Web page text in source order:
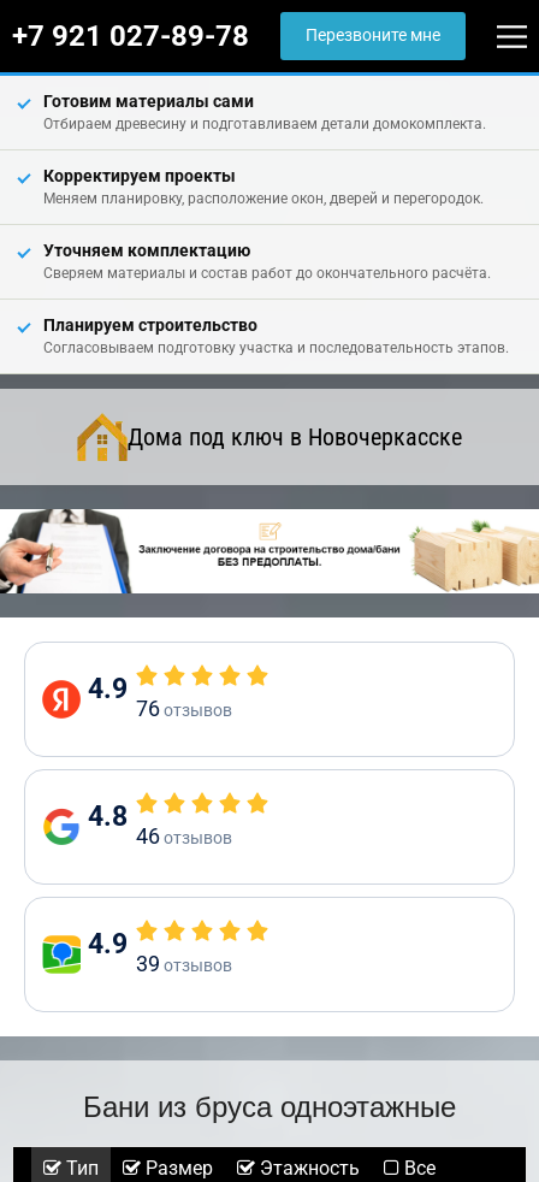
+7 921 027-89-78 Перезвоните мне
Готовим материалы сами
Отбираем древесину и подготавливаем детали домокомплекта.
Корректируем проекты
Меняем планировку, расположение окон, дверей и перегородок.
Уточняем комплектацию
Сверяем материалы и состав работ до окончательного расчёта.
Планируем строительство
Согласовываем подготовку участка и последовательность этапов.
Дома под ключ в Новочеркасске
4.9
76отзывов
4.8
46отзывов
4.9
39 отзывов
Бани из бруса одноэтажные
Тип Размер Этажность Все